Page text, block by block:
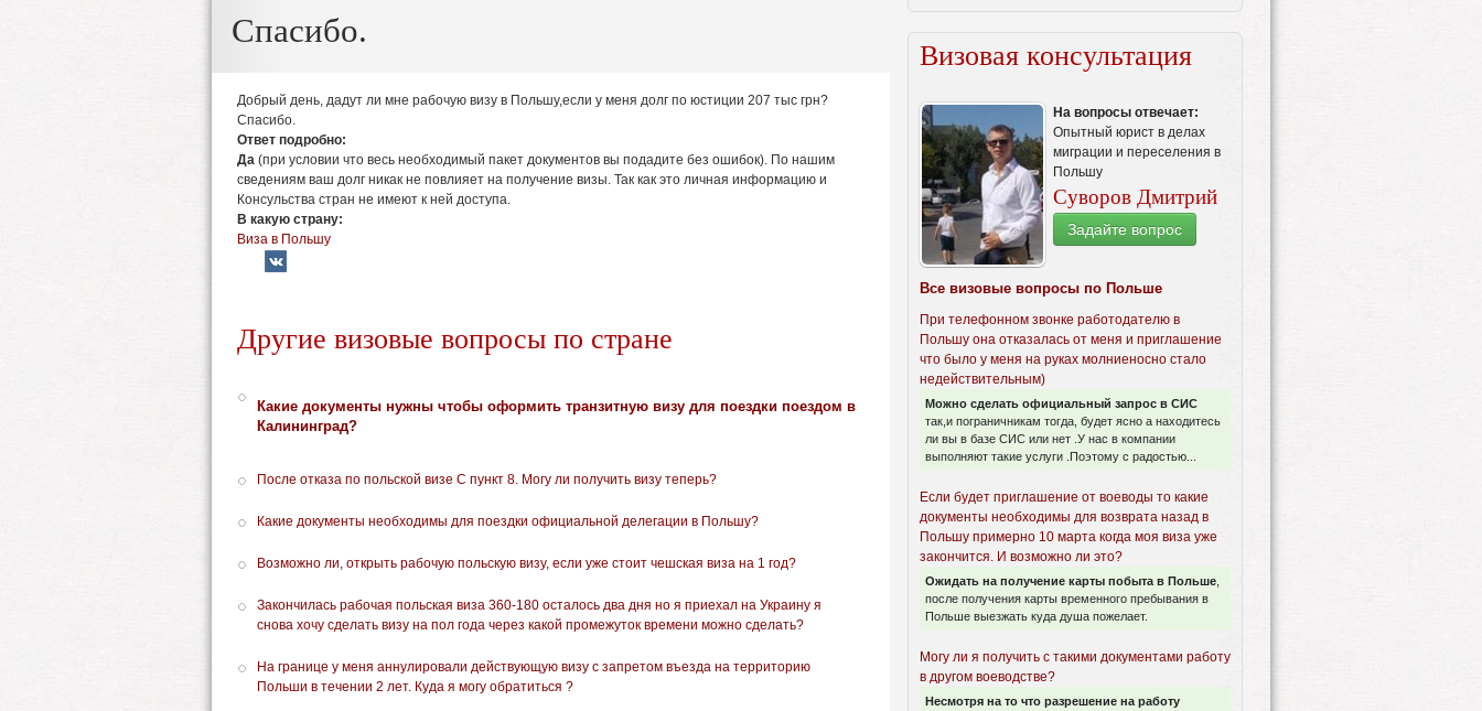
Спасибо.
Добрый день, дадут ли мне рабочую визу в Польшу,если у меня долг по юстиции 207 тыс грн?
Спасибо.
Ответ подробно:
Да (при условии что весь необходимый пакет документов вы подадите без ошибок). По нашим
сведениям ваш долг никак не повлияет на получение визы. Так как это личная информацию и
Консульства стран не имеют к ней доступа.
В какую страну:
Виза в Польшу
Другие визовые вопросы по стране
Какие документы нужны чтобы оформить транзитную визу для поездки поездом в
Калининград?
После отказа по польской визе С пункт 8. Могу ли получить визу теперь?
Какие документы необходимы для поездки официальной делегации в Польшу?
Возможно ли, открыть рабочую польскую визу, если уже стоит чешская виза на 1 год?
Закончилась рабочая польская виза 360-180 осталось два дня но я приехал на Украину я
снова хочу сделать визу на пол года через какой промежуток времени можно сделать?
На границе у меня аннулировали действующую визу с запретом въезда на территорию
Польши в течении 2 лет. Куда я могу обратиться ?
Визовая консультация
На вопросы отвечает:
Опытный юрист в делах
миграции и переселения в
Польшу
Суворов Дмитрий
Задайте вопрос
Все визовые вопросы по Польше
При телефонном звонке работодателю в
Польшу она отказалась от меня и приглашение
что было у меня на руках молниеносно стало
недействительным)
Можно сделать официальный запрос в СИС
так,и пограничникам тогда, будет ясно а находитесь
ли вы в базе СИС или нет .У нас в компании
выполняют такие услуги .Поэтому с радостью...
Если будет приглашение от воеводы то какие
документы необходимы для возврата назад в
Польшу примерно 10 марта когда моя виза уже
закончится. И возможно ли это?
Ожидать на получение карты побыта в Польше
после получения карты временного пребывания в
Польше выезжать куда душа пожелает.
Могу ли я получить с такими документами работу
в другом воеводстве?
Несмотря на то что разрешение на работу